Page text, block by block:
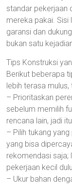
standar pekerjaan
mereka pakai. Sisi
garansi dan
bukan satu
Tips Konstruksi
Berikut beberapa
lebih terasa
– Prioritaskan
sebelum memilih
rencana lain, jadi
– Pilih tukang
yang bisa
rekomendasi saja;
pekerjaan kecil
– Ukur bahan